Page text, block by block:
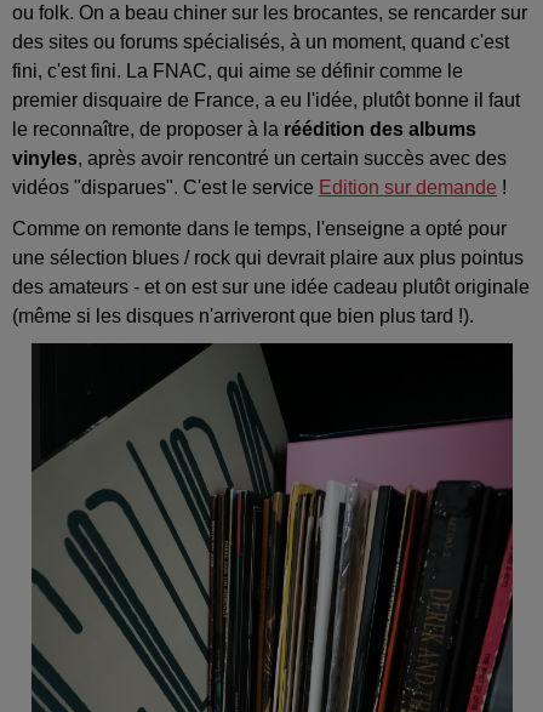
ou folk. On a beau chiner sur les brocantes, se rencarder sur
des sites ou forums spécialisés, à un moment, quand c'est
fini, c'est fini. La FNAC, qui aime se définir comme le
premier disquaire de France, a eu l'idée, plutôt bonne il faut
le reconnaître, de proposer à la réédition des albums
vinyles, après avoir rencontré un certain succès avec des
vidéos "disparues". C'est le service Edition sur demande !
Comme on remonte dans le temps, l'enseigne a opté pour
une sélection blues / rock qui devrait plaire aux plus pointus
des amateurs - et on est sur une idée cadeau plutôt originale
(même si les disques n'arriveront que bien plus tard !).